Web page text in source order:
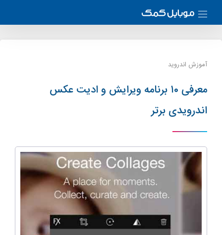
آموزش اندروید
معرفی ۱۰ برنامه ویرایش و ادیت عکس
اندرویدی برتر